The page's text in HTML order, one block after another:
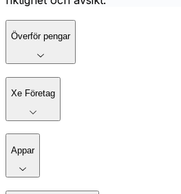
Överför pengar
Xe Företag
Appar